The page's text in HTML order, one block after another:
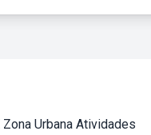
Zona Urbana Atividades